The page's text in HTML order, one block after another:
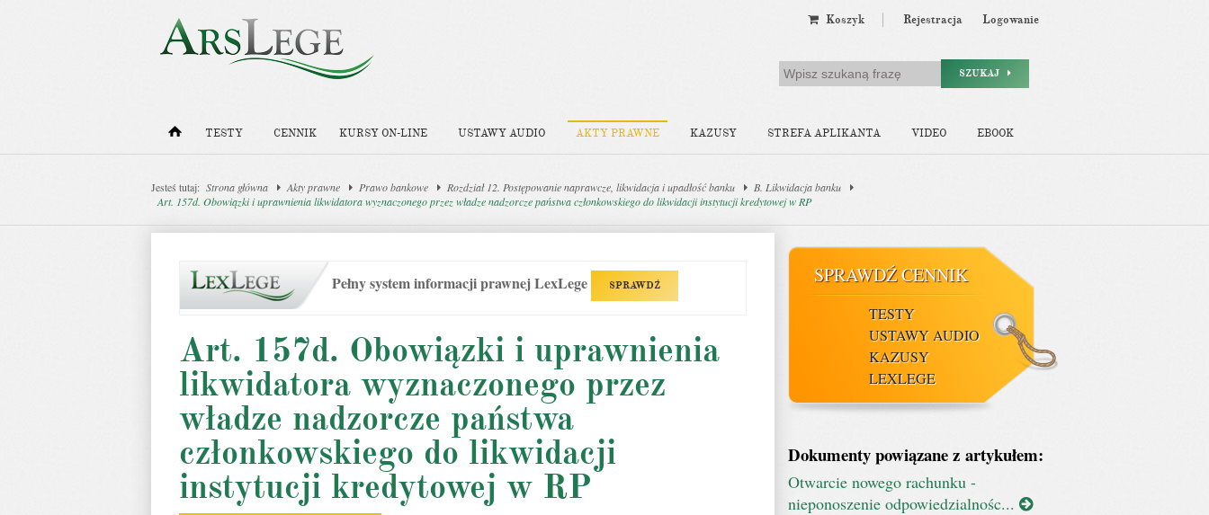
Koszyk Rejestracja Logowanie
SZUKAJ
TESTY CENNIK KURSY ON-LINE USTAWY AUDIO AKTY PRAWNE KAZUSY STREFA APLIKANTA VIDEO EBOOK
Jesteś tutaj: Strona główna Akty prawne Prawo bankowe Rozdział 12. Postępowanie naprawcze, likwidacja i upadłość banku
B. Likwidacja banku
Art. 157d. Obowiązki i uprawnienia likwidatora wyznaczonego przez władze nadzorcze państwa członkowskiego do likwidacji instytucji kredytowej w RP
Pełny system informacji prawnej LexLege SPRAWDŹ
Art. 157d. Obowiązki i uprawnienia
likwidatora wyznaczonego przez
władze nadzorcze państwa
członkowskiego do likwidacji
instytucji kredytowej w RP
SPRAWDŹ CENNIK
TESTY
USTAWY AUDIO
KAZUSY
LEXLEGE
Dokumenty powiązane z artykułem:
Otwarcie nowego rachunku -
nieponoszenie odpowiedzialnośc...